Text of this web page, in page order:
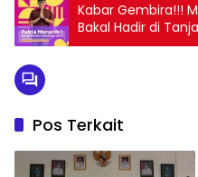
Kabar Gembira!!!
Bakal Hadir di
Pos Terkait